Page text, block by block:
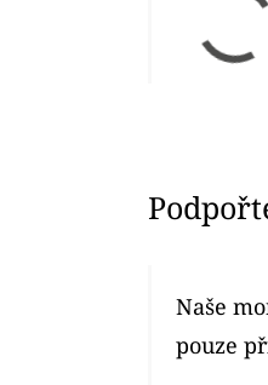
Naše
pouze